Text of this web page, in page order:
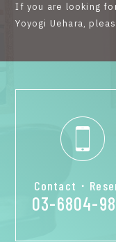
If you are looking
Yoyogi Uehara,
Contact・
03-6804-